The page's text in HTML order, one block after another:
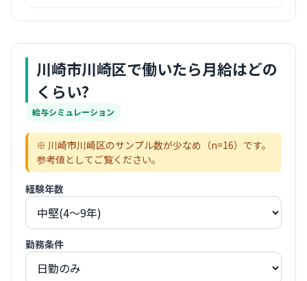
川崎市川崎区で働いたら月給はどの
くらい?
給与シミュレーション
※ 川崎市川崎区のサンプル数が少なめ（n=16）です。
参考値としてご覧ください。
経験年数
勤務条件